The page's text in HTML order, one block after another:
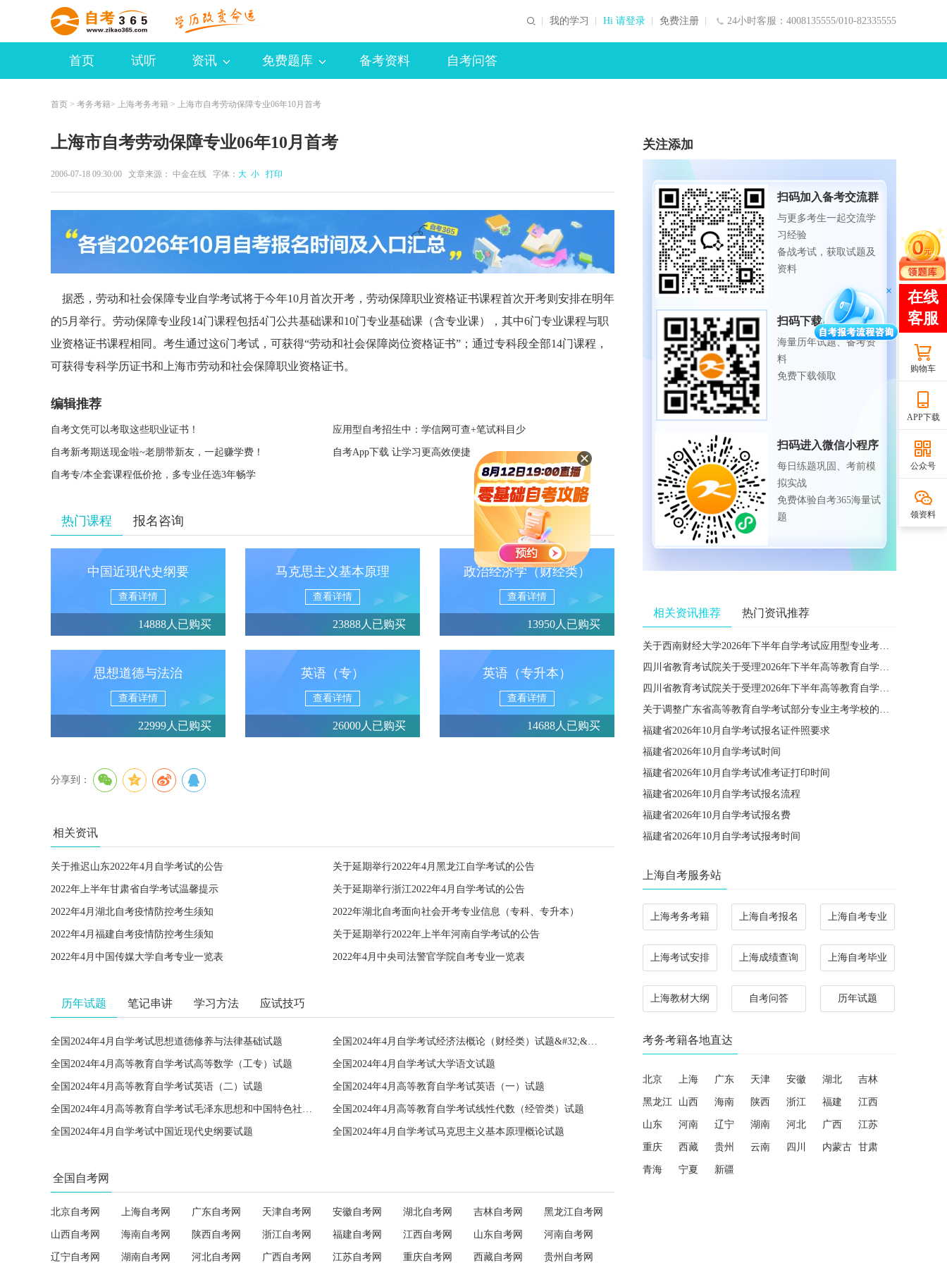
24小时客服：4008135555/010-82335555
我的学习 Hi 请登录 免费注册
首页 试听 资讯 免费题库 备考资料 自考问答
首页 > 考务考籍> 上海考务考籍 > 上海市自考劳动保障专业06年10月首考
上海市自考劳动保障专业06年10月首考
2006-07-18 09:30:00 文章来源： 中金在线 字体： 大 小 打印
据悉，劳动和社会保障专业自学考试将于今年10月首次开考，劳动保障职业资格证书课程首次开考则安排在明年
的5月举行。劳动保障专业段14门课程包括4门公共基础课和10门专业基础课（含专业课），其中6门专业课程与职
业资格证书课程相同。考生通过这6门考试，可获得“劳动和社会保障岗位资格证书”；通过专科段全部14门课程，
可获得专科学历证书和上海市劳动和社会保障职业资格证书。
编辑推荐
自考文凭可以考取这些职业证书！ 应用型自考招生中：学信网可查+笔试科目少
自考新考期送现金啦~老朋带新友，一起赚学费！ 自考App下载 让学习更高效便捷
自考专/本全套课程低价抢，多专业任选3年畅学
热门课程 报名咨询
中国近现代史纲要
查看详情
14888人已购买
马克思主义基本原理
查看详情
23888人已购买
政治经济学（财经类）
查看详情
13950人已购买
思想道德与法治
查看详情
22999人已购买
英语（专）
查看详情
26000人已购买
英语（专升本）
查看详情
14688人已购买
分享到：
相关资讯
关于推迟山东2022年4月自学考试的公告 关于延期举行2022年4月黑龙江自学考试的公告
2022年上半年甘肃省自学考试温馨提示 关于延期举行浙江2022年4月自学考试的公告
2022年4月湖北自考疫情防控考生须知 2022年湖北自考面向社会开考专业信息（专科、专升本）
2022年4月福建自考疫情防控考生须知 关于延期举行2022年上半年河南自学考试的公告
2022年4月中国传媒大学自考专业一览表 2022年4月中央司法警官学院自考专业一览表
历年试题 笔记串讲 学习方法 应试技巧
全国2024年4月自学考试思想道德修养与法律基础试题 全国2024年4月自学考试经济法概论（财经类）试题&#32;&#32;
全国2024年4月高等教育自学考试高等数学（工专）试题 全国2024年4月自学考试大学语文试题
全国2024年4月高等教育自学考试英语（二）试题 全国2024年4月高等教育自学考试英语（一）试题
全国2024年4月高等教育自学考试毛泽东思想和中国特色社会主义理论体系概论试题 全国2024年4月高等教育自学考试线性代数（经管类）试题
全国2024年4月自学考试中国近现代史纲要试题 全国2024年4月自学考试马克思主义基本原理概论试题
全国自考网
北京自考网 上海自考网 广东自考网 天津自考网 安徽自考网 湖北自考网 吉林自考网 黑龙江自考网
山西自考网 海南自考网 陕西自考网 浙江自考网 福建自考网 江西自考网 山东自考网 河南自考网
辽宁自考网 湖南自考网 河北自考网 广西自考网 江苏自考网 重庆自考网 西藏自考网 贵州自考网
关注添加
扫码加入备考交流群
与更多考生一起交流学
习经验
备战考试，获取试题及
资料
扫码下载APP
海量历年试题、备考资
料
免费下载领取
扫码进入微信小程序
每日练题巩固、考前模
拟实战
免费体验自考365海量试
题
相关资讯推荐 热门资讯推荐
关于西南财经大学2026年下半年自学考试应用型专业考籍更改办理的通知
四川省教育考试院关于受理2026年下半年高等教育自学考试省际转考申请的通告
四川省教育考试院关于受理2026年下半年高等教育自学考试考籍更改申请的通告
关于调整广东省高等教育自学考试部分专业主考学校的通知
福建省2026年10月自学考试报名证件照要求
福建省2026年10月自学考试时间
福建省2026年10月自学考试准考证打印时间
福建省2026年10月自学考试报名流程
福建省2026年10月自学考试报名费
福建省2026年10月自学考试报考时间
上海自考服务站
上海考务考籍 上海自考报名 上海自考专业
上海考试安排 上海成绩查询 上海自考毕业
上海教材大纲 自考问答 历年试题
考务考籍各地直达
北京 上海 广东 天津 安徽 湖北 吉林
黑龙江 山西 海南 陕西 浙江 福建 江西
山东 河南 辽宁 湖南 河北 广西 江苏
重庆 西藏 贵州 云南 四川 内蒙古 甘肃
青海 宁夏 新疆
购物车
APP下载
公众号
领资料